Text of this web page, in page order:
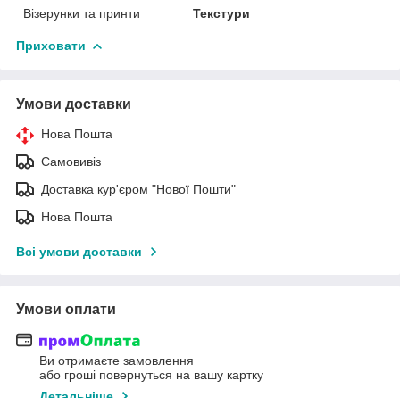
Візерунки та принти
Текстури
Приховати
Умови доставки
Нова Пошта
Самовивіз
Доставка кур'єром "Нової Пошти"
Нова Пошта
Всі умови доставки
Умови оплати
Ви отримаєте замовлення
або гроші повернуться на вашу картку